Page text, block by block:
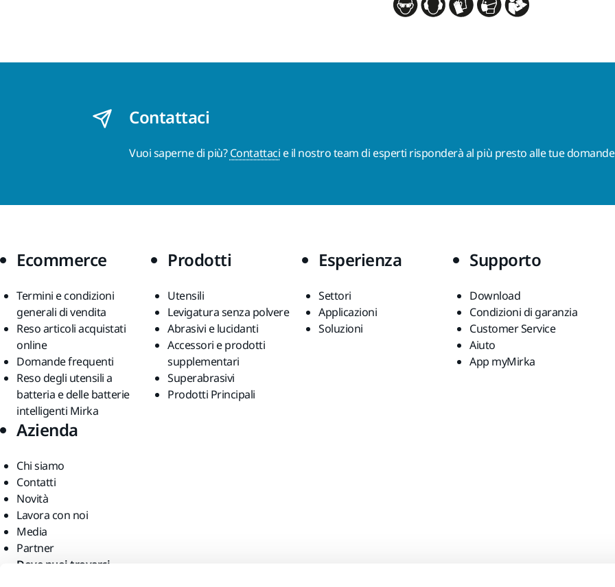
Contattaci
Vuoi saperne di più?Contattaci e il nostro team di esperti risponderà al più presto alle tue
Ecommerce
Termini e condizioni
generali di vendita
Reso articoli acquistati
online
Domande frequenti
Reso degli utensili a
batteria e delle batterie
intelligenti Mirka
Prodotti
Utensili
Levigatura senza polvere
Abrasivi e lucidanti
Accessori e prodotti
supplementari
Superabrasivi
Prodotti Principali
Esperienza
Settori
Applicazioni
Soluzioni
Supporto
Download
Condizioni di garanzia
Customer Service
Aiuto
App myMirka
Azienda
Chi siamo
Contatti
Novità
Lavora con noi
Media
Partner
Dove puoi trovarci